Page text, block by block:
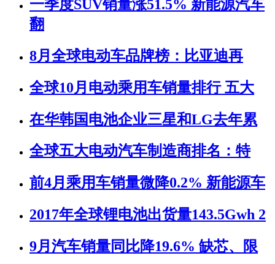
一季度SUV销量涨51.5% 新能源汽车
翻
8月全球电动车品牌榜：比亚迪再
全球10月电动乘用车销量排行 五大
在华韩国电池企业三星和LG去年累
全球五大电动汽车制造商排名：特
前4月乘用车销量微降0.2% 新能源车
2017年全球锂电池出货量143.5Gwh 2
9月汽车销量同比降19.6% 缺芯、限